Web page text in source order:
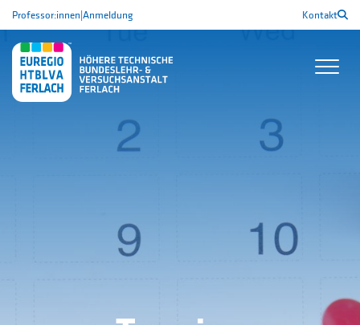
Professor:innen|Anmeldung Kontakt